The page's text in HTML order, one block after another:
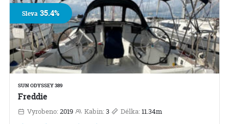
SUN ODYSSEY 389
Freddie
Vyrobeno: 2019 Kabin: 3 Délka: 11.34m
Sleva35.4%